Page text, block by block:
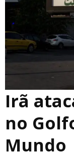
Irã
no
Mundo